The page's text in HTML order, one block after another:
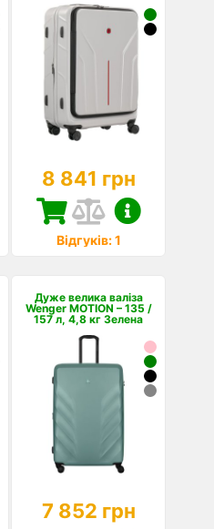
8 841 грн
Відгуків: 1
Дуже велика валіза
Wenger MOTION – 135 /
157 л, 4,8 кг Зелена
7 852 грн